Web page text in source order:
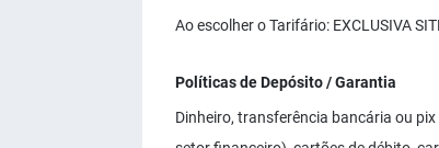
Ao escolher o Tarifário: EXCLUSIVA
Políticas de Depósito / Garantia
Dinheiro, transferência bancária ou